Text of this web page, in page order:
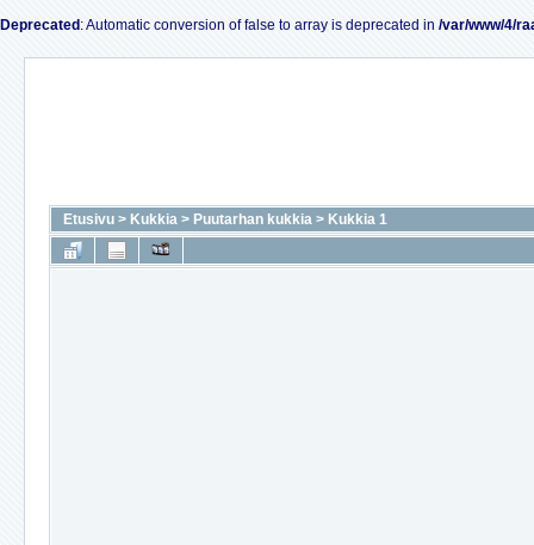
Deprecated : Automatic conversion of false to array is deprecated in /var/www/4/
Etusivu > Kukkia > Puutarhan kukkia > Kukkia 1